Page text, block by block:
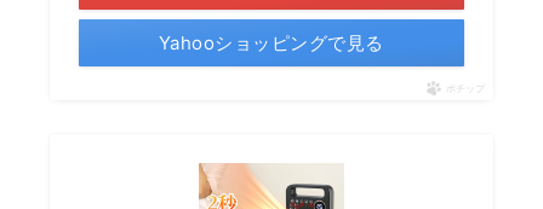
Yahooショッピングで見る
ポチップ